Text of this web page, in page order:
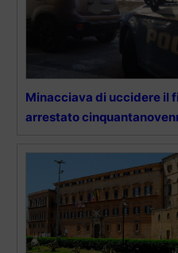
Minacciava di uccidere il
arrestato